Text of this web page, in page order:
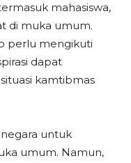
mahasiswa,
di muka umum.
perlu mengikuti
dapat
kamtibmas
untuk
umum. Namun,